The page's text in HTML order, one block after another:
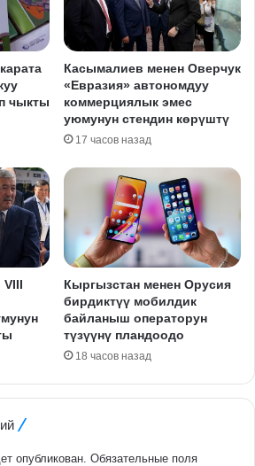
чыкты
Касымалиев менен Оверчук
«Евразия» автономдуу
коммерциялык эмес
уюмунун стендин көрүштү
17 часов назад
Кыргызстан менен Орусия
бирдиктүү мобилдик
байланыш операторун
түзүүнү пландоодо
18 часов назад
опубликован. Обязательные поля